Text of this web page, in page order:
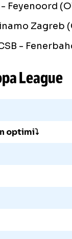
- Feyenoord
Zagreb
-
League
optimi⤵️